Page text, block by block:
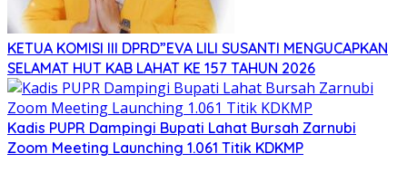
KETUA KOMISI III DPRD”EVA LILI SUSANTI MENGUCAPKAN
SELAMAT HUT KAB LAHAT KE 157 TAHUN 2026
Kadis PUPR Dampingi Bupati Lahat Bursah Zarnubi
Zoom Meeting Launching 1.061 Titik KDKMP